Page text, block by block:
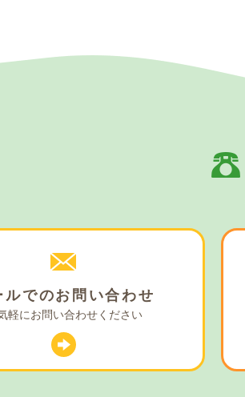
ルでのお問い合わせ
軽にお問い合わせください